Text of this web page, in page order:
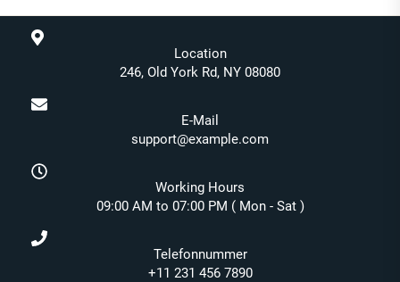
Location
246, Old York Rd, NY 08080
E-Mail
support@example.com
Working Hours
09:00 AM to 07:00 PM ( Mon - Sat )
Telefonnummer
+11 231 456 7890